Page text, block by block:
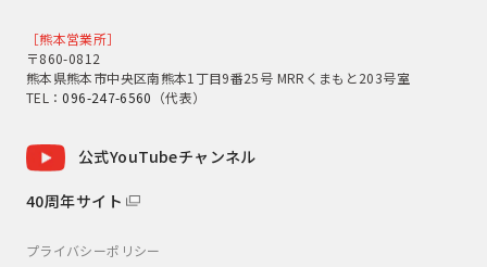
［熊本営業所］
〒860-0812
熊本県熊本市中央区南熊本1丁目9番25号 MRRくまもと203号室
TEL：096-247-6560 （代表）
公式YouTubeチャンネル
40周年サイト
プライバシーポリシー